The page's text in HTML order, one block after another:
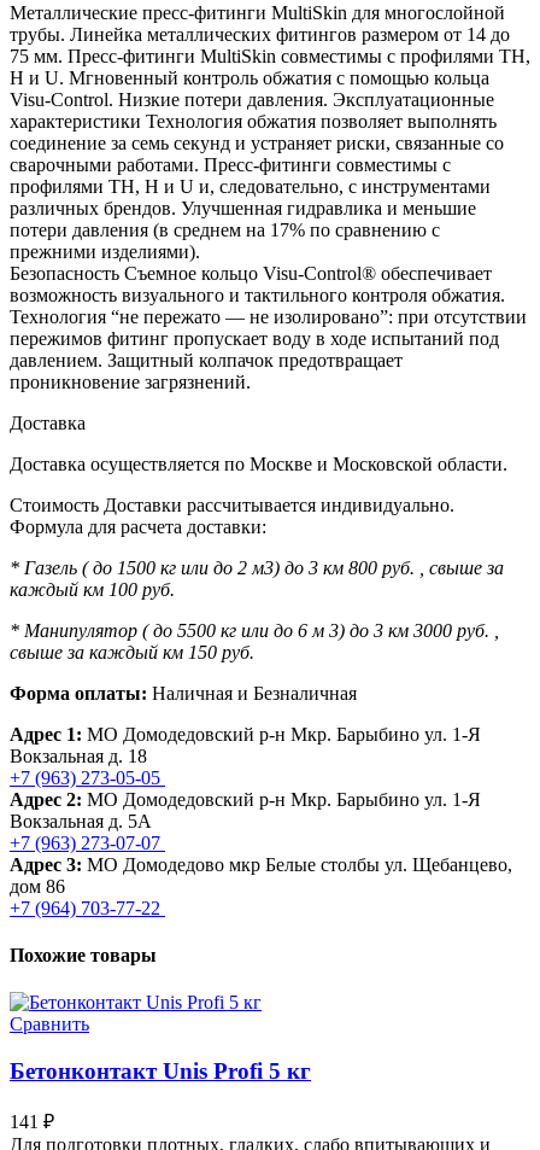
Металлические пресс-фитинги MultiSkin для многослойной
трубы. Линейка металлических фитингов размером от 14 до
75 мм. Пресс-фитинги MultiSkin совместимы с профилями TH,
H и U. Мгновенный контроль обжатия с помощью кольца
Visu-Control. Низкие потери давления. Эксплуатационные
характеристики Технология обжатия позволяет выполнять
соединение за семь секунд и устраняет риски, связанные со
сварочными работами. Пресс-фитинги совместимы с
профилями TH, H и U и, следовательно, с инструментами
различных брендов. Улучшенная гидравлика и меньшие
потери давления (в среднем на 17% по сравнению с
прежними изделиями).
Безопасность Съемное кольцо Visu-Control® обеспечивает
возможность визуального и тактильного контроля обжатия.
Технология “не пережато — не изолировано”: при отсутствии
пережимов фитинг пропускает воду в ходе испытаний под
давлением. Защитный колпачок предотвращает
проникновение загрязнений.
Доставка
Доставка осуществляется по Москве и Московской области.
Стоимость Доставки рассчитывается индивидуально.
Формула для расчета доставки:
* Газель ( до 1500 кг или до 2 м3) до 3 км 800 руб. , свыше за
каждый км 100 руб.
* Манипулятор ( до 5500 кг или до 6 м 3) до 3 км 3000 руб. ,
свыше за каждый км 150 руб.
Форма оплаты: Наличная и Безналичная
Адрес 1: МО Домодедовский р-н Мкр. Барыбино ул. 1-Я
Вокзальная д. 18
+7 (963) 273-05-05
Адрес 2: МО Домодедовский р-н Мкр. Барыбино ул. 1-Я
Вокзальная д. 5А
+7 (963) 273-07-07
Адрес 3: МО Домодедово мкр Белые столбы ул. Щебанцево,
дом 86
+7 (964) 703-77-22
Похожие товары
Сравнить
Бетонконтакт Unis Profi 5 кг
141 ₽
Для подготовки плотных, гладких, слабо впитывающих и